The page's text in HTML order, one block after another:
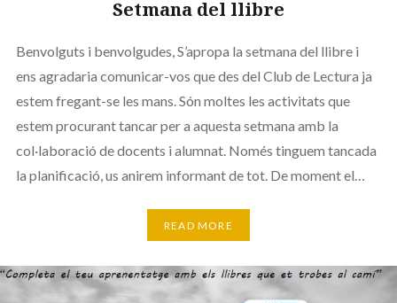
Setmana del llibre
Benvolguts i benvolgudes, S’apropa la setmana del llibre i
ens agradaria comunicar-vos que des del Club de Lectura ja
estem fregant-se les mans. Són moltes les activitats que
estem procurant tancar per a aquesta setmana amb la
col·laboració de docents i alumnat. Només tinguem tancada
la planificació, us anirem informant de tot. De moment el…
READ MORE